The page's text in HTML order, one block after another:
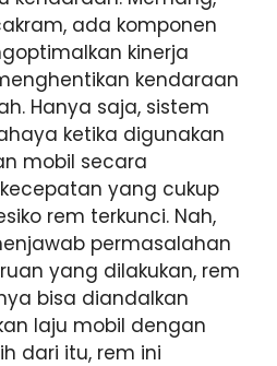
ada komponen
kinerja
kendaraan
Hanya saja, sistem
ketika digunakan
mobil secara
yang cukup
rem terkunci. Nah,
permasalahan
yang dilakukan, rem
bisa diandalkan
laju mobil dengan
dari itu, rem ini